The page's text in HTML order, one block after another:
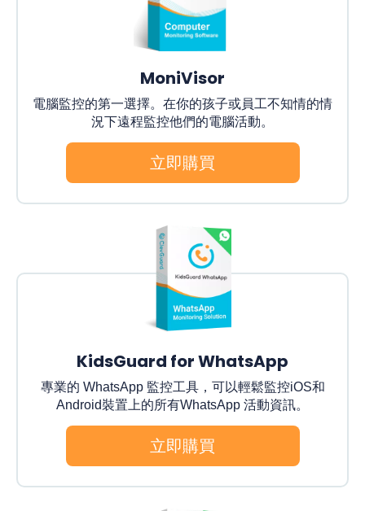
MoniVisor
電腦監控的第一選擇。在你的孩子或員工不知情的情
況下遠程監控他們的電腦活動。
立即購買
KidsGuard for WhatsApp
專業的 WhatsApp 監控工具，可以輕鬆監控iOS和
Android裝置上的所有WhatsApp 活動資訊。
立即購買